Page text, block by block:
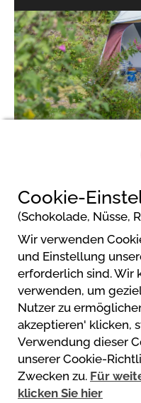
Sites et
2
56220
Cookie-
(Schokolade, Nüsse,
Wir verwenden
und Einstellung
erforderlich sind. Wir
verwenden, um
Nutzer zu
akzeptieren' klicken,
Verwendung dieser
unserer Cookie-
Zwecken zu. Für
klicken Sie hier